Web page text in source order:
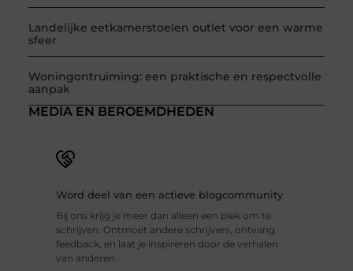
Landelijke eetkamerstoelen outlet voor een warme
sfeer
Woningontruiming: een praktische en respectvolle
aanpak
MEDIA EN BEROEMDHEDEN
Word deel van een actieve blogcommunity
Bij ons krijg je meer dan alleen een plek om te
schrijven. Ontmoet andere schrijvers, ontvang
feedback, en laat je inspireren door de verhalen
van anderen.